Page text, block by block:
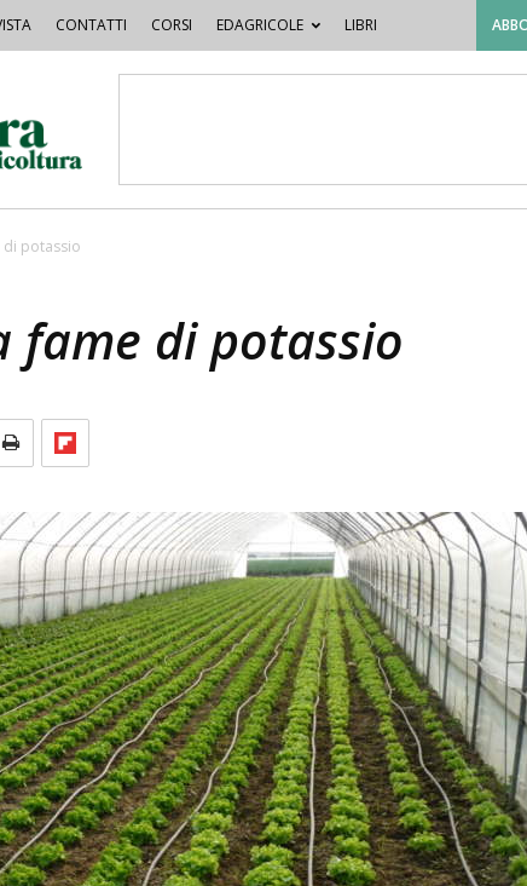
CONTATTI CORSI EDAGRICOLE LIBRI
di potassio
fame di potassio